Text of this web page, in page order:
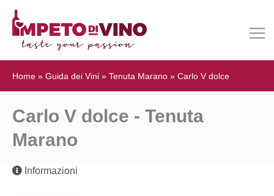
Home » Guida dei Vini » Tenuta Marano » Carlo V dolce
Carlo V dolce - Tenuta
Marano
Informazioni